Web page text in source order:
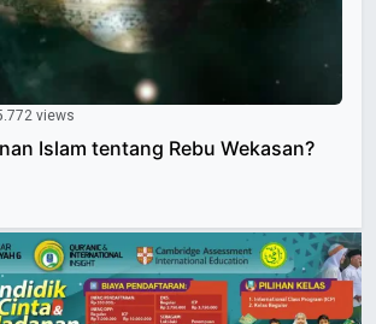
views
Islam tentang Rebu Wekasan?